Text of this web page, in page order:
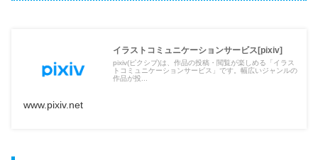
イラストコミュニケーションサービス[pixiv]
pixiv(ピクシブ)は、作品の投稿・閲覧が楽しめる「イラス
トコミュニケーションサービス」です。幅広いジャンルの
作品が投...
www.pixiv.net